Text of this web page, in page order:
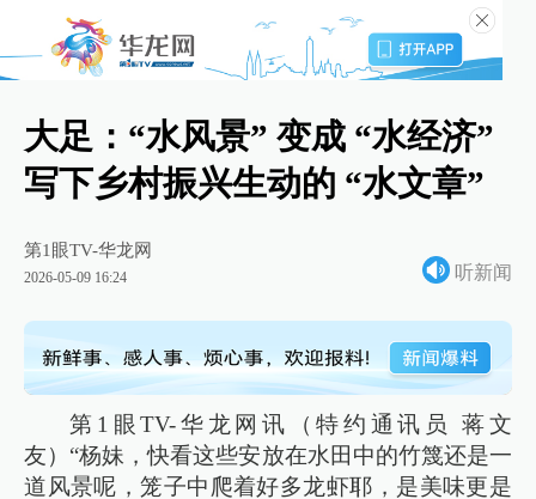
大足：“水风景” 变成 “水经济”
写下乡村振兴生动的 “水文章”
第1眼TV-华龙网
2026-05-09 16:24 听新闻
第1眼TV-华龙网讯（特约通讯员 蒋文
友）“杨妹，快看这些安放在水田中的竹篾还是一
道风景呢，笼子中爬着好多龙虾耶，是美味更是